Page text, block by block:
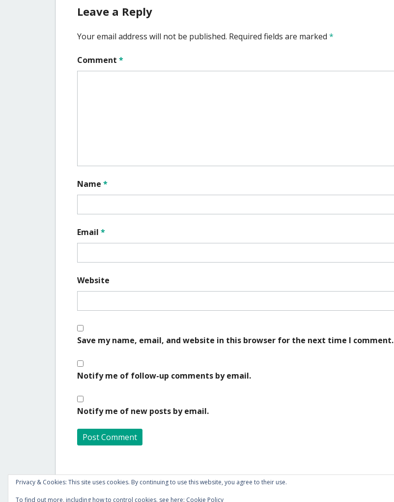
Leave a Reply
Your email address will not be published. Required fields are marked *
Comment *
Name *
Email *
Website
Save my name, email, and website in this browser for the next time I comment.
Notify me of follow-up comments by email.
Notify me of new posts by email.
l
t
e
Privacy & Cookies: This site uses cookies. By continuing to use this website, you agree to their use.
To find out more, including how to control cookies, see here: Cookie Policy